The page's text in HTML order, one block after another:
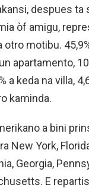
despues ta
òf amigu,
otro motibu.
apartamento,
a keda na villa,
kaminda.
a bini
New York,
Georgia,
E